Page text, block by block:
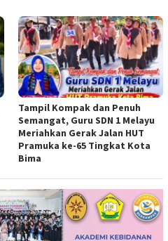
Tampil Kompak dan Penuh
Semangat, Guru SDN 1 Melayu
Meriahkan Gerak Jalan HUT
Pramuka ke-65 Tingkat Kota
Bima